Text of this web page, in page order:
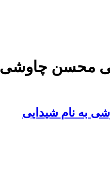
محسن چاوشی
به نام شیدایی